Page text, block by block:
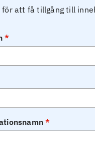
att få tillgång till